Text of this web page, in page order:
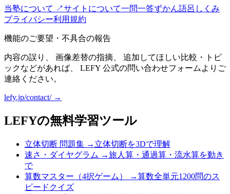
当塾について ↗サイトについて一問一答ずかん語呂 しくみ
プライバシー利用規約
機能のご要望・不具合の報告
内容の誤り、 画像差替の指摘、 追加してほしい比較・トピ
ックなどがあれば、 LEFY 公式の問い合わせフォームよりご
連絡ください。
lefy.jp/contact/ →
LEFYの無料学習ツール
立体切断 問題集 → 立体切断を3Dで理解
速さ・ダイヤグラム →旅人算・通過算・流水算を動き
で
算数マスター（4択ゲーム）
→算数全単元1200問のス
ピードクイズ